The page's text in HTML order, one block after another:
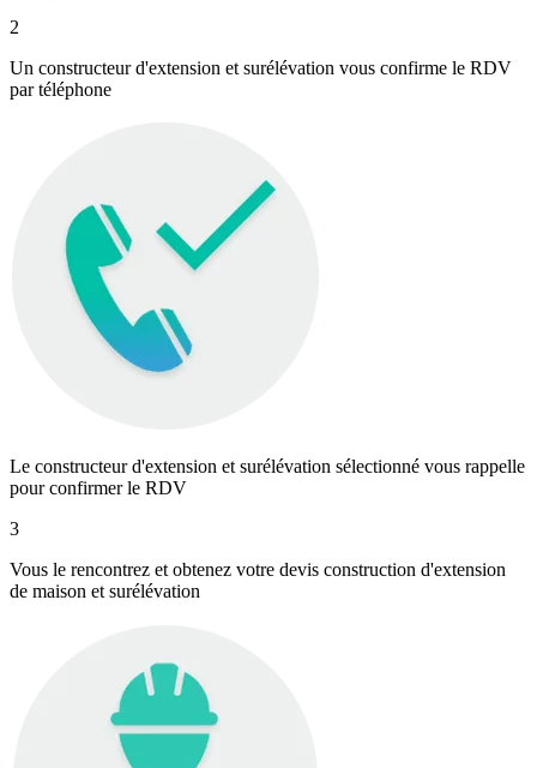
2
Un constructeur d'extension et surélévation vous confirme le RDV
par téléphone
Le constructeur d'extension et surélévation sélectionné vous rappelle
pour confirmer le RDV
3
Vous le rencontrez et obtenez votre devis construction d'extension
de maison et surélévation